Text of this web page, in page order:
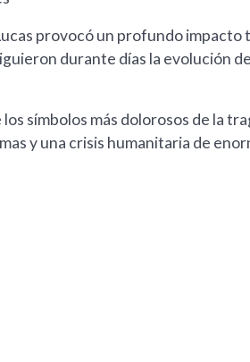
provocó un profundo impacto
durante días la evolución
símbolos más dolorosos de la
y una crisis humanitaria de